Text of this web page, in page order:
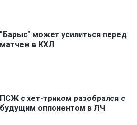
"Барыс" может усилиться перед
матчем в КХЛ
ПСЖ с хет-триком разобрался с
будущим оппонентом в ЛЧ